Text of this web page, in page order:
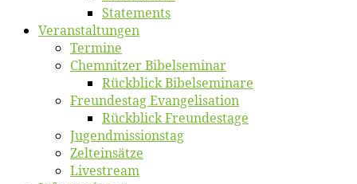
State­ments
Ver­an­stal­tun­gen
Ter­mi­ne
Chemnit­zer Bibelseminar
Rück­blick Bibelseminare
Freun­des­tag Evangelisation
Rück­blick Freundestage
Jugend­mis­sions­tag
Zelt­ein­sät­ze
Live­stream